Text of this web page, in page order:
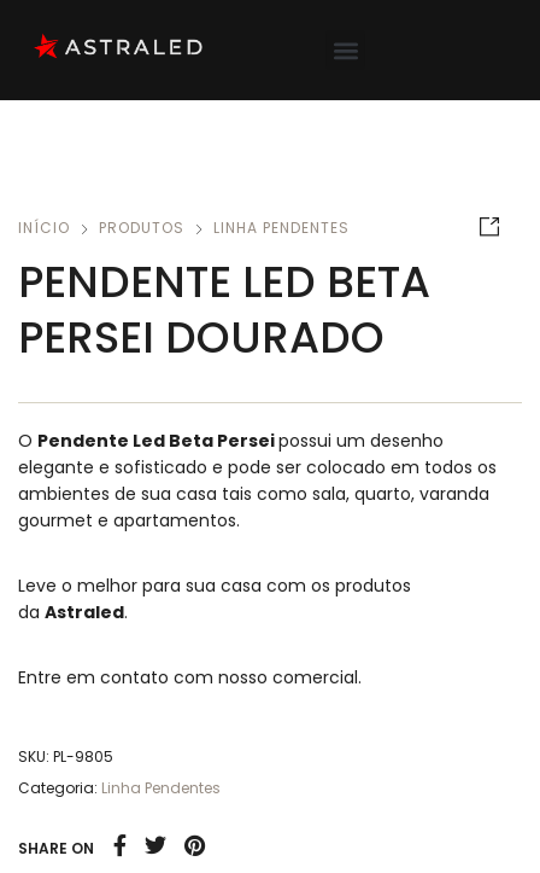
INÍCIO PRODUTOS LINHA PENDENTES
PENDENTE LED BETA
PERSEI DOURADO
O Pendente Led Beta Perseipossui um desenho
elegante e sofisticado e pode ser colocado em todos os
ambientes de sua casa tais como sala, quarto, varanda
gourmet e apartamentos.
Leve o melhor para sua casa com os produtos
da Astraled.
Entre em contato com nosso comercial.
SKU: PL-9805
Categoria: Linha Pendentes
SHARE ON